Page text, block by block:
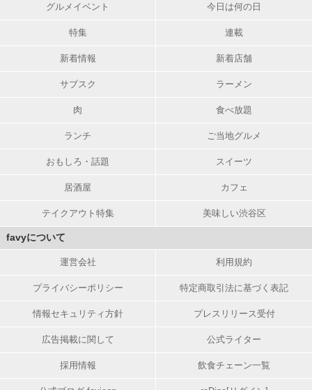
グルメイベント 今日は何の日
特集 連載
新着情報 新着店舗
サブスク ラーメン
肉 食べ放題
ランチ ご当地グルメ
おもしろ・話題 スイーツ
居酒屋 カフェ
テイクアウト特集 美味しい渋谷区
favyについて
運営会社 利用規約
プライバシーポリシー 特定商取引法に基づく表記
情報セキュリティ方針 プレスリリース受付
広告掲載に関して 公式ライター
採用情報 飲食チェーン一覧